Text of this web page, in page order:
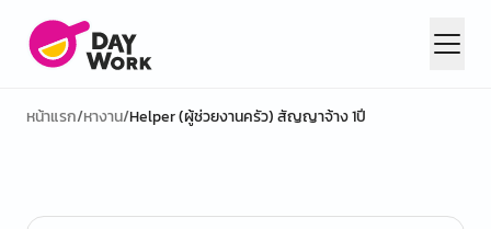
หน้าแรก/หางาน/Helper (ผู้ช่วยงานครัว) สัญญาจ้าง 1ปี